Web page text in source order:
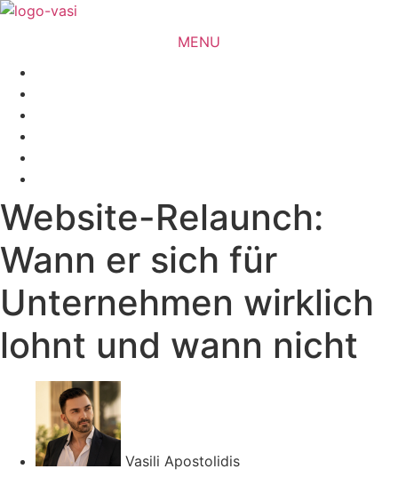
Skip
MENU
Website-Relaunch:
Wann er sich für
Unternehmen wirklich
lohnt und wann nicht
Vasili Apostolidis